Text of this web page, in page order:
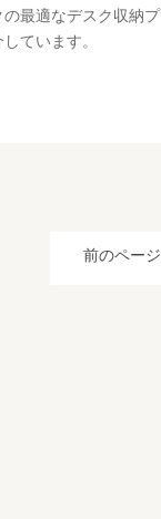
最適なデスク収納プ
ています。
前のページ